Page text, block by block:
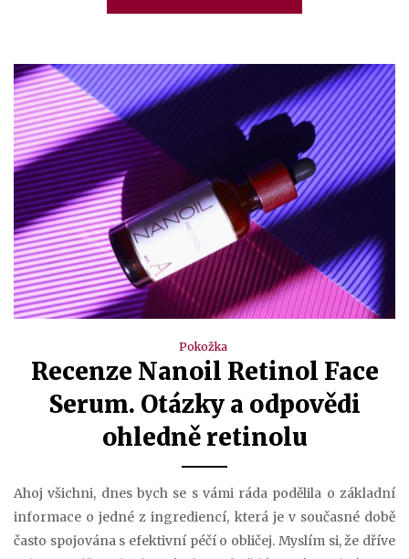
Pokožka
Recenze Nanoil Retinol Face
Serum. Otázky a odpovědi
ohledně retinolu
Ahoj všichni, dnes bych se s vámi ráda podělila o základní
informace o jedné z ingrediencí, která je v současné době
často spojována s efektivní péčí o obličej. Myslím si, že dříve